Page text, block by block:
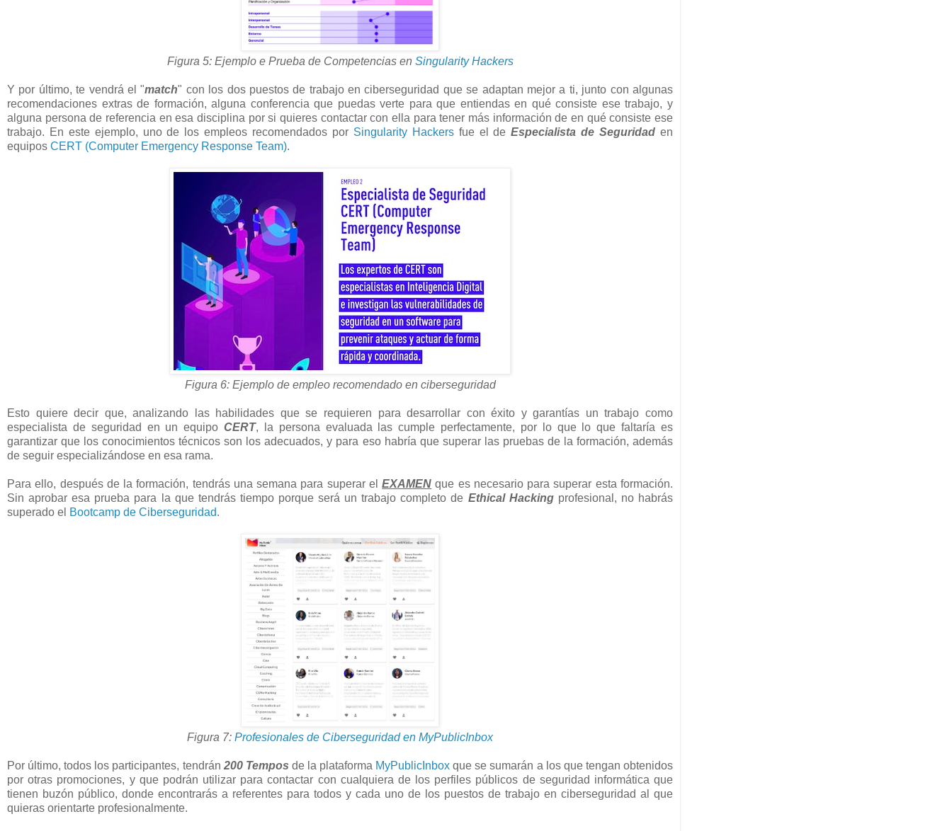
Figura 5: Ejemplo e Prueba de Competencias en Singularity Hackers
Y por último, te vendrá el "match" con los dos puestos de trabajo en ciberseguridad que se adaptan mejor a ti, junto con algunas
recomendaciones extras de formación, alguna conferencia que puedas verte para que entiendas en qué consiste ese trabajo, y
alguna persona de referencia en esa disciplina por si quieres contactar con ella para tener más información de en qué consiste ese
trabajo. En este ejemplo, uno de los empleos recomendados por Singularity Hackersfue el deEspecialista de Seguridad en
equipos CERT (Computer Emergency Response Team).
Figura 6: Ejemplo de empleo recomendado en ciberseguridad
Esto quiere decir que, analizando las habilidades que se requieren para desarrollar con éxito y garantías un trabajo como
especialista de seguridad en un equipoCERT, la persona evaluada las cumple perfectamente, por lo que lo que faltaría es
garantizar que los conocimientos técnicos son los adecuados, y para eso habría que superar las pruebas de la formación, además
de seguir especializándose en esa rama.
Para ello, después de la formación, tendrás una semana para superar elEXAMEN que es necesario para superar esta formación.
Sin aprobar esa prueba para la que tendrás tiempo porque será un trabajo completo de Ethical Hackingprofesional, no habrás
superado el Bootcamp de Ciberseguridad.
Figura 7: Profesionales de Ciberseguridad en MyPublicInbox
Por último, todos los participantes, tendrán 200 Tempos de la plataforma MyPublicInbox que se sumarán a los que tengan obtenidos
por otras promociones, y que podrán utilizar para contactar con cualquiera de los perfiles públicos de seguridad informática que
tienen buzón público, donde encontrarás a referentes para todos y cada uno de los puestos de trabajo en ciberseguridad al que
quieras orientarte profesionalmente.